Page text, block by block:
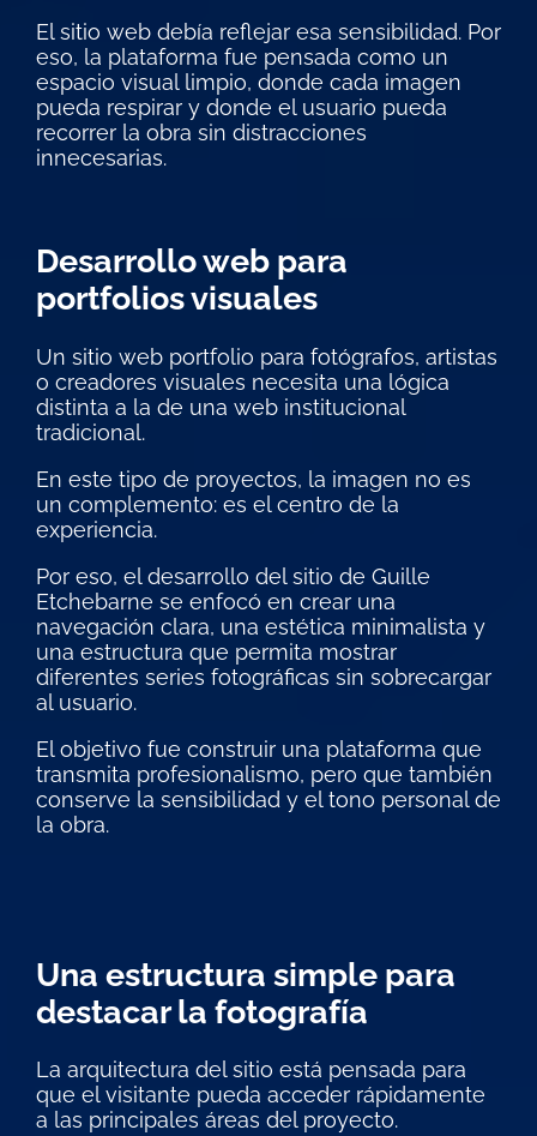
El sitio web debía reflejar esa sensibilidad. Por
eso, la plataforma fue pensada como un
espacio visual limpio, donde cada imagen
pueda respirar y donde el usuario pueda
recorrer la obra sin distracciones
innecesarias.
Desarrollo web para
portfolios visuales
Un sitio web portfolio para fotógrafos, artistas
o creadores visuales necesita una lógica
distinta a la de una web institucional
tradicional.
En este tipo de proyectos, la imagen no es
un complemento: es el centro de la
experiencia.
Por eso, el desarrollo del sitio de Guille
Etchebarne se enfocó en crear una
navegación clara, una estética minimalista y
una estructura que permita mostrar
diferentes series fotográficas sin sobrecargar
al usuario.
El objetivo fue construir una plataforma que
transmita profesionalismo, pero que también
conserve la sensibilidad y el tono personal de
la obra.
Una estructura simple para
destacar la fotografía
La arquitectura del sitio está pensada para
que el visitante pueda acceder rápidamente
a las principales áreas del proyecto.